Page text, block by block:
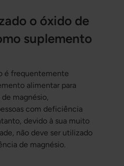
o óxido de
suplemento
é frequentemente
alimentar para
magnésio,
com deficiência
devido à sua muito
não deve ser utilizado
de magnésio.